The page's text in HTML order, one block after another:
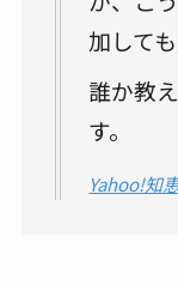
加して
誰か教
す。
Yahoo!知